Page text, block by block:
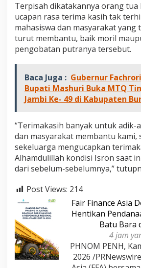
Terpisah dikatakannya orang tua
ucapan rasa terima kasih tak
mahasiswa dan masyarakat yang
turut membantu, baik moril
pengobatan putranya tersebut.
Baca Juga : Gubernur
Bupati Mashuri Buka MTQ
Jambi Ke- 49 di Kabupaten
“Terimakasih banyak untuk adik-
dan masyarakat membantu kami,
sekeluarga mengucapkan
Alhamdulillah kondisi Isron saat
dari sebelum-sebelumnya,”
Post Views: 214
Fair Finance Asia
Hentikan
Batu Bara
4 jam
PHNOM PENH,
2026 /